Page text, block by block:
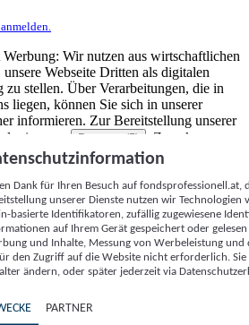
Wir nutzen aus wirtschaftlichen
Webseite Dritten als digitalen
zu stellen. Über Verarbeitungen, die in
liegen, können Sie sich in unserer
informieren. Zur Bereitstellung unserer
von
Partnern (5)
. Zwecke:
Inhalte, Messung von Werbeleistung
sowie Zielgruppenforschung.
ähnliche Online-Kennungen (z. B. login-
generierte Kennungen,
können zusammen mit anderen
und Browserinformationen,
unterstützte Technologien usw.) auf
oder von dort ausgelesen werden, um es
wenn es eine App oder einer Webseite
oder mehrere der hier aufgeführten
Dank für Ihren Besuch auf
unserer Dienste nutzen wir Technologien
basierte Identifikatoren, zufällig zugewiesene
auf Ihrem Gerät gespeichert oder
und Inhalte, Messung von Werbeleistung
den Zugriff auf die Website nicht erforderlich.
ändern, oder später jederzeit via
PARTNER